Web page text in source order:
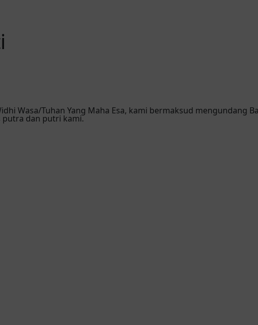
Wasa/Tuhan Yang Maha Esa, kami bermaksud mengundang
putra dan putri kami.